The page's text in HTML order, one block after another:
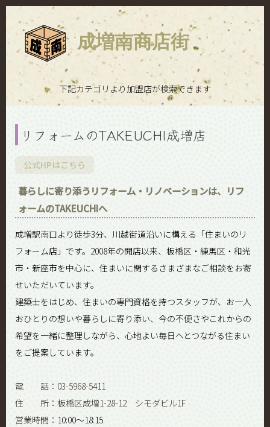
成増南商店街
下記カテゴリより加盟店が検索できます
リフォームのTAKEUCHI成増店
公式HPはこちら
暮らしに寄り添うリフォーム・リノベーションは、リフ
ォームのTAKEUCHIへ
成増駅南口より徒歩3分、川越街道沿いに構える「住まいのリ
フォーム店」です。2008年の開店以来、板橋区・練馬区・和光
市・新座市を中心に、住まいに関するさまざまなご相談をお寄
せいただいています。
建築士をはじめ、住まいの専門資格を持つスタッフが、お一人
おひとりの想いや暮らしに寄り添い、今の不便さやこれからの
希望を一緒に整理しながら、心地よい毎日へとつながる住まい
をご提案しています。
電 話：03-5968-5411
住 所：板橋区成増1-28-12 シモダビル1F
営業時間： 10:00～18:15